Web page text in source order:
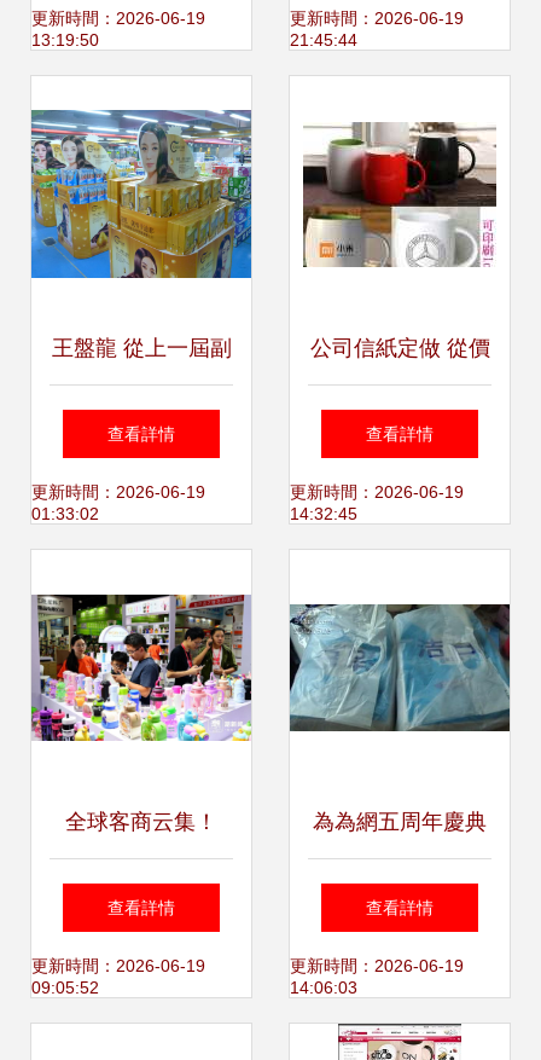
后的日用百貨經濟
更新時間：2026-06-19
13:19:50
暖陪伴
更新時間：2026-06-19
21:45:44
王盤龍 從上一屆副
會長到日用百貨行
業變革的踐行者
查看詳情
更新時間：2026-06-19
01:33:02
公司信紙定做 從價
格到設計的全面指
南
查看詳情
更新時間：2026-06-19
14:32:45
全球客商云集！
2024中國義烏日用
百貨科技創新博覽
查看詳情
更新時間：2026-06-19
09:05:52
為為網五周年慶典
日用百貨一單省心
購
查看詳情
更新時間：2026-06-19
14:06:03